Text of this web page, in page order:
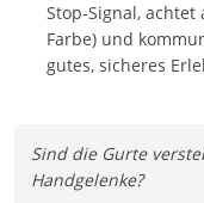
Stop-Signal,
Farbe) und
gutes, sicheres
Sind die Gurte
Handgelenke?